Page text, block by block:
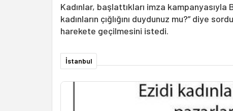
Kadınlar, başlattıkları imza kampanyasıyla
kadınların çığlığını duydunuz mu?” diye
harekete geçilmesini istedi.
İstanbul